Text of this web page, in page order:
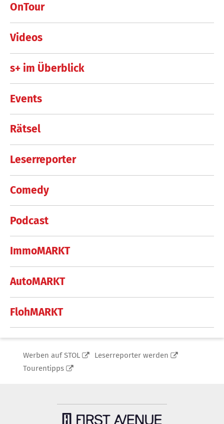
OnTour
Videos
s+ im Überblick
Events
Rätsel
Leserreporter
Comedy
Podcast
ImmoMARKT
AutoMARKT
FlohMARKT
Werben auf STOL
Leserreporter werden
Tourentipps